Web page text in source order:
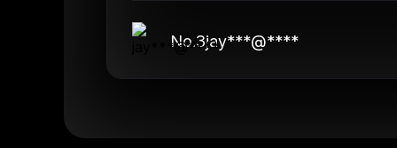
No.3jay***@****